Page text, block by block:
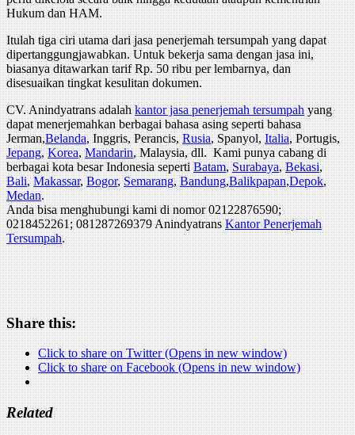
Hukum dan HAM.
Itulah tiga ciri utama dari jasa penerjemah tersumpah yang dapat
dipertanggungjawabkan. Untuk bekerja sama dengan jasa ini,
biasanya ditawarkan tarif Rp. 50 ribu per lembarnya, dan
disesuaikan tingkat kesulitan dokumen.
CV. Anindyatrans adalahkantor jasa penerjemah tersumpahyang
dapat menerjemahkan berbagai bahasa asing seperti bahasa
Jerman,Belanda, Inggris, Perancis,Rusia, Spanyol,Italia, Portugis,
Jepang,Korea,Mandarin, Malaysia, dll. Kami punya cabang di
berbagai kota besar Indonesia sepertiBatam,Surabaya,Bekasi,
Bali,Makassar,Bogor,Semarang,Bandung,Balikpapan,Depok,
Medan.
Anda bisa menghubungi kami di nomor 02122876590;
0218452261; 081287269379 AnindyatransKantor Penerjemah
Tersumpah.
Share this:
Click to share on Twitter (Opens in new window)
Click to share on Facebook (Opens in new window)
Related